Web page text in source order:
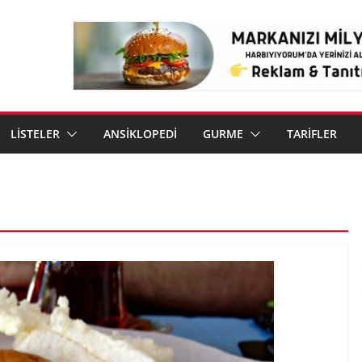
LİSTELER ANSİKLOPEDİ GURME TARİFLER